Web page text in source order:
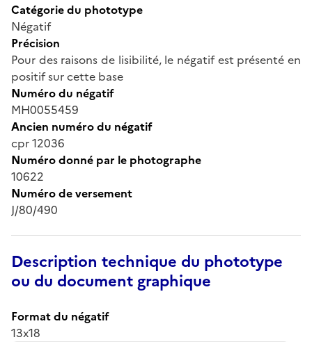
Catégorie du phototype
Négatif
Précision
Pour des raisons de lisibilité, le négatif est présenté en
positif sur cette base
Numéro du négatif
MH0055459
Ancien numéro du négatif
cpr 12036
Numéro donné par le photographe
10622
Numéro de versement
J/80/490
Description technique du phototype
ou du document graphique
Format du négatif
13x18